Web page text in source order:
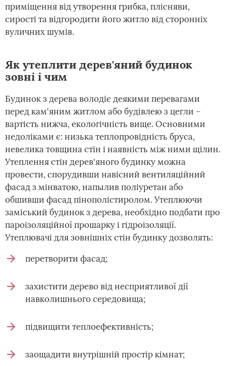
приміщення від утворення грибка, плісняви,
сирості та відгородити його житло від сторонніх
вуличних шумів.
Як утеплити дерев'яний будинок
зовні і чим
Будинок з дерева володіє деякими перевагами
перед кам'яним житлом або будівлею з цегли –
вартість нижча, екологічність вище. Основними
недоліками є: низька теплопровідність бруса,
невелика товщина стін і наявність між ними щілин.
Утеплення стін дерев'яного будинку можна
провести, спорудивши навісний вентиляційний
фасад з мінватою, напылив поліуретан або
обшивши фасад пінополістиролом. Утеплюючи
заміський будинок з дерева, необхідно подбати про
пароізоляційної прошарку і гідроізоляції.
Утеплювачі для зовнішніх стін будинку дозволять:
перетворити фасад;
захистити дерево від несприятливої дії
навколишнього середовища;
підвищити теплоефективність;
заощадити внутрішній простір кімнат;